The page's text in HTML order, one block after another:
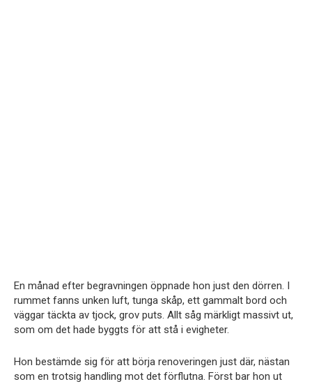
En månad efter begravningen öppnade hon just den dörren. I
rummet fanns unken luft, tunga skåp, ett gammalt bord och
väggar täckta av tjock, grov puts. Allt såg märkligt massivt ut,
som om det hade byggts för att stå i evigheter.
Hon bestämde sig för att börja renoveringen just där, nästan
som en trotsig handling mot det förflutna. Först bar hon ut